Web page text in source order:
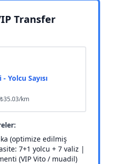
Transfer
Yolcu Sayısı
km
(optimize edilmiş
7+1 yolcu + 7 valiz |
(VIP Vito / muadil)